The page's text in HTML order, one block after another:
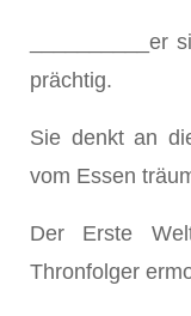
__________er
prächtig.
Sie denkt an
vom Essen
Der Erste
Thronfolger